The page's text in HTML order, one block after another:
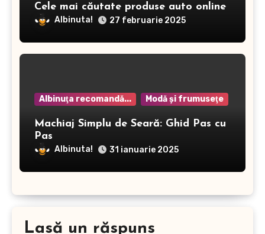
Cele mai căutate produse auto online
Albinuta! 27 februarie 2025
Albinuţa recomandă... Modă şi frumuseţe
Machiaj Simplu de Seară: Ghid Pas cu
Pas
Albinuta! 31 ianuarie 2025
Lasă un răspuns